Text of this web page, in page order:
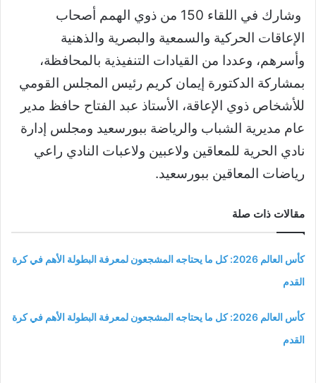
وشارك في اللقاء 150 من ذوي الهمم أصحاب
الإعاقات الحركية والسمعية والبصرية والذهنية
وأسرهم، وعددا من القيادات التنفيذية بالمحافظة،
بمشاركة الدكتورة إيمان كريم رئيس المجلس القومي
للأشخاص ذوي الإعاقة، الأستاذ عبد الفتاح حافظ مدير
عام مديرية الشباب والرياضة ببورسعيد ومجلس إدارة
نادي الحرية للمعاقين ولاعبين ولاعبات النادي راعي
رياضات المعاقين ببورسعيد.
مقالات ذات صلة
كأس العالم 2026: كل ما يحتاجه المشجعون لمعرفة البطولة الأهم في كرة
القدم
كأس العالم 2026: كل ما يحتاجه المشجعون لمعرفة البطولة الأهم في كرة
القدم